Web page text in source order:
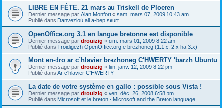
LIBRE EN FÊTE. 21 mars au Triskell de Ploeren
Dernier message par Alan Monfort « sam. mars 07, 2009 10:43 am
Publié dans Danvezioù all a-bep seurt
OpenOffice.org 3.1 en langue bretonne est disponible
Dernier message par drouizig « dim. mars 01, 2009 8:22 am
Publié dans Troidigezh OpenOffice.org e brezhoneg (1.1.x, 2.x ha 3.x)
Mont en-dro ar c´hlavier brezhoneg C'HWERTY 'barzh Ubuntu
Dernier message par drouizig « lun. janv. 12, 2009 8:22 pm
Publié dans Ar c'hlavier C'HWERTY
La date de votre système en gallo : possible sous Vista !
Dernier message par drouizig « ven. déc. 26, 2008 6:58 pm
Publié dans Microsoft et le breton - Microsoft and the Breton language